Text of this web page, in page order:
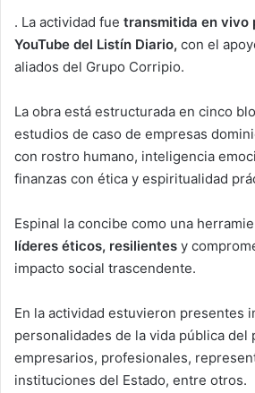
. La actividad fue transmitida en vivo
YouTube del Listín Diario, con el
aliados del Grupo Corripio.
La obra está estructurada en cinco
estudios de caso de empresas
con rostro humano, inteligencia
finanzas con ética y espiritualidad
Espinal la concibe como una
líderes éticos, resilientes y
impacto social trascendente.
En la actividad estuvieron presentes
personalidades de la vida pública del
empresarios, profesionales,
instituciones del Estado, entre otros.